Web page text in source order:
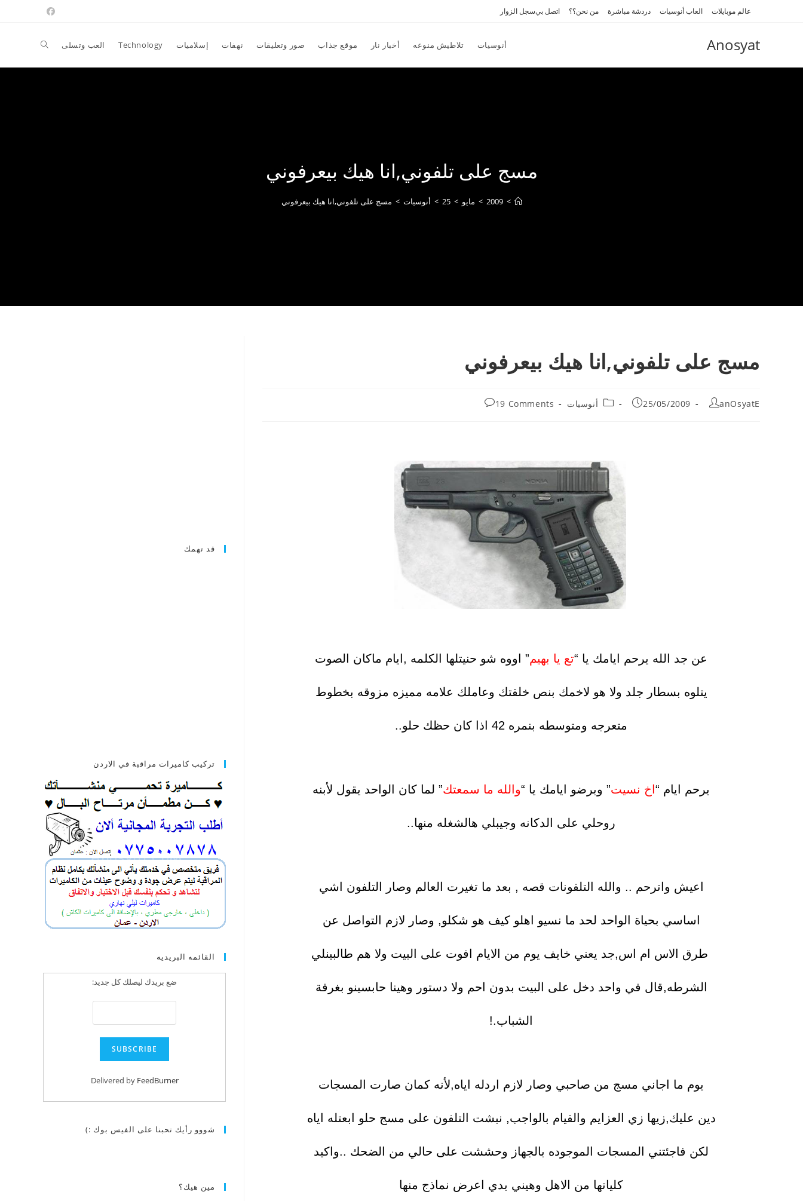
عالم موبايلات العاب أنوسيات دردشة مباشرة من نحن؟؟ اتصل بيسجل الزوار
Anosyat أنوسيات تلاطيش منوعه أخبار نار موقع جذاب صور وتعليقات نهفات إسلاميات Technology العب وتسلى Toggle
مسج على تلفوني,انا هيك بيعرفوني
>
2009
> مايو >
25
> أنوسيات > مسج على تلفوني,انا هيك بيعرفوني
مسج على تلفوني,انا هيك بيعرفوني
Post
anOsyatE
Post
25/05/2009
Post
أنوسيات
Post
19 Comments
عن جد الله يرحم ايامك يا “تع يا بهيم” اووه شو حنيتلها الكلمه ,ايام ماكان الصوت
يتلوه بسطار جلد ولا هو لاخمك بنص خلقتك وعاملك علامه مميزه مزوقه بخطوط
متعرجه ومتوسطه بنمره 42 اذا كان حظك حلو..
يرحم ايام “ اخ نسيت” وبرضو ايامك يا “والله ما سمعتك” لما كان الواحد يقول لأبنه
روحلي على الدكانه وجيبلي هالشغله منها..
اعيش واترحم .. والله التلفونات قصه , بعد ما تغيرت العالم وصار التلفون اشي
اساسي بحياة الواحد لحد ما نسيو اهلو كيف هو شكلو, وصار لازم التواصل عن
طرق الاس ام اس,جد يعني خايف يوم من الايام افوت على البيت ولا هم طالبينلي
الشرطه,قال في واحد دخل على البيت بدون احم ولا دستور وهينا حابسينو بغرفة
الشباب.!
يوم ما اجاني مسج من صاحبي وصار لازم اردله اياه,لأنه كمان صارت المسجات
دين عليك,زيها زي العزايم والقيام بالواجب, نبشت التلفون على مسج حلو ابعتله اياه
لكن فاجئتني المسجات الموجوده بالجهاز وحششت على حالي من الضحك ..واكيد
كلياتها من الاهل وهيني بدي اعرض نماذج منها
قد تهمك
تركيب كاميرات مراقبة في الاردن
القائمه البريديه
ضع بريدك ليصلك كل جديد:
Delivered by FeedBurner
شووو رأيك تحبنا على الفيس بوك :)
مين هيك؟